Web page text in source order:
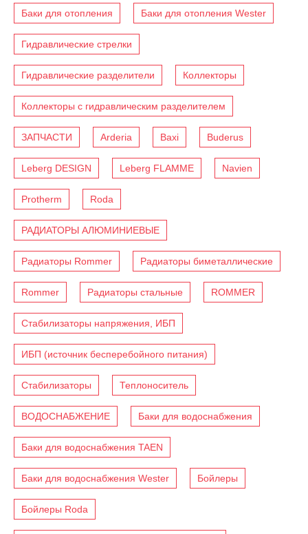
Баки для отопления Баки для отопления Wester
Гидравлические стрелки
Гидравлические разделители Коллекторы
Коллекторы с гидравлическим разделителем
ЗАПЧАСТИ Arderia Baxi Buderus
Leberg DESIGN Leberg FLAMME Navien
Protherm Roda
РАДИАТОРЫ АЛЮМИНИЕВЫЕ
Радиаторы Rommer Радиаторы биметаллические
Rommer Радиаторы стальные ROMMER
Стабилизаторы напряжения, ИБП
ИБП (источник бесперебойного питания)
Стабилизаторы Теплоноситель
ВОДОСНАБЖЕНИЕ Баки для водоснабжения
Баки для водоснабжения TAEN
Баки для водоснабжения Wester Бойлеры
Бойлеры Roda